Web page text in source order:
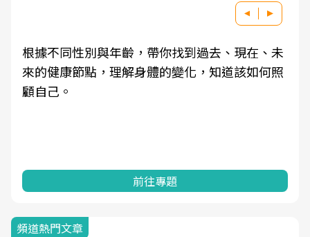
根據不同性別與年齡，帶你找到過去、現在、未
來的健康節點，理解身體的變化，知道該如何照
顧自己。
前往專題
頻道熱門文章